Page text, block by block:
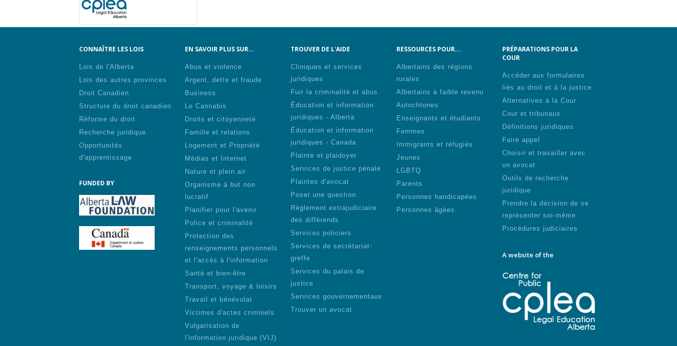
CONNAÎTRE LES LOIS
Lois de l'Alberta
Lois des autres provinces
Droit Canadien
Structure du droit canadien
Réforme du droit
Recherche juridique
Opportunités
d'apprentissage
FUNDED BY
EN SAVOIR PLUS SUR...
Abus et violence
Argent, dette et fraude
Business
Le Cannabis
Droits et citoyenneté
Famille et relations
Logement et Propriété
Médias et Internet
Nature et plein air
Organisme à but non
lucratif
Planifier pour l'avenir
Police et criminalité
Protection des
renseignements personnels
et l'accès à l'information
Santé et bien-être
Transport, voyage & loisirs
Travail et bénévolat
Victimes d'actes criminels
Vulgarisation de
l'information juridique (VIJ)
TROUVER DE L'AIDE
Cliniques et services
juridiques
Fuir la criminalité et abus
Éducation et information
juridiques - Alberta
Éducation et information
juridiques - Canada
Plainte et plaidoyer
Services de justice pénale
Plaintes d'avocat
Poser une question
Règlement extrajudiciaire
des différends
Services policiers
Services de secrétariat-
greffe
Services du palais de
justice
Services gouvernementaux
Trouver un avocat
RESSOURCES POUR...
Albertains des régions
rurales
Albertains à faible revenu
Autochtones
Enseignants et étudiants
Femmes
Immigrants et réfugiés
Jeunes
LGBTQ
Parents
Personnes handicapées
Personnes âgées
PRÉPARATIONS POUR LA
COUR
Accéder aux formulaires
liés au droit et à la justice
Alternatives à la Cour
Cour et tribunaux
Définitions juridiques
Faire appel
Choisir et travailler avec
un avocat
Outils de recherche
juridique
Prendre la décision de se
représenter soi-même
Procédures judiciaires
A website of the